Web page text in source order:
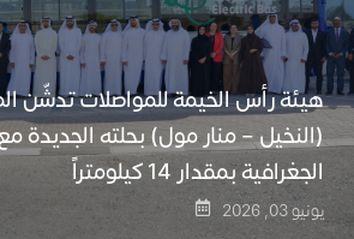
هيئة رأس الخيمة للمواصلات تدشّن
(النخيل – منار مول) بحلته الجديدة مع
الجغرافية بمقدار 14 كيلومتراً
يونيو 03, 2026